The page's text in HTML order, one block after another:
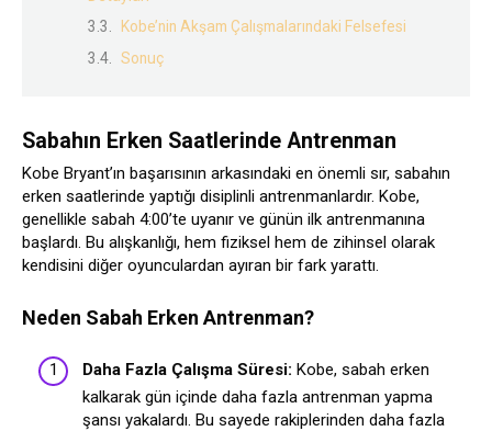
Kobe’nin Akşam Çalışmalarındaki Felsefesi
Sonuç
Sabahın Erken Saatlerinde Antrenman
Kobe Bryant’ın başarısının arkasındaki en önemli sır, sabahın
erken saatlerinde yaptığı disiplinli antrenmanlardır. Kobe,
genellikle sabah 4:00’te uyanır ve günün ilk antrenmanına
başlardı. Bu alışkanlığı, hem fiziksel hem de zihinsel olarak
kendisini diğer oyunculardan ayıran bir fark yarattı.
Neden Sabah Erken Antrenman?
Daha Fazla Çalışma Süresi: Kobe, sabah erken
kalkarak gün içinde daha fazla antrenman yapma
şansı yakalardı. Bu sayede rakiplerinden daha fazla